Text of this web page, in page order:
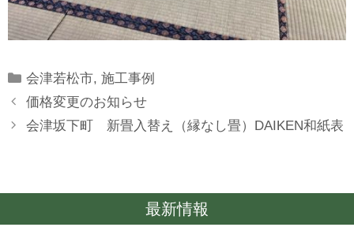
Categories
会津若松市,施工事例
価格変更のお知らせ
会津坂下町 新畳入替え（縁なし畳）DAIKEN和紙表
最新情報